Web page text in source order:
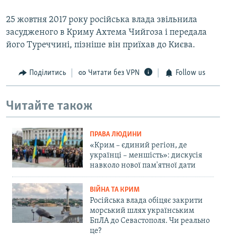
25 жовтня 2017 року російська влада звільнила
засудженого в Криму Ахтема Чийгоза і передала
його Туреччині, пізніше він приїхав до Києва.
Поділитись Читати без VPN Follow us
Читайте також
ПРАВА ЛЮДИНИ
«Крим – єдиний регіон, де
українці – меншість»: дискусія
навколо нової пам'ятної дати
ВІЙНА ТА КРИМ
Російська влада обіцяє закрити
морський шлях українським
БпЛА до Севастополя. Чи реально
це?